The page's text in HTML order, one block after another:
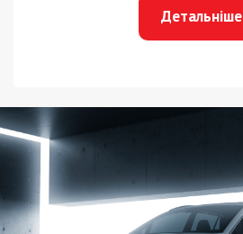
Детальніше